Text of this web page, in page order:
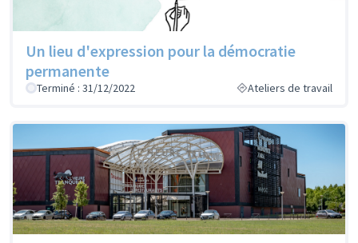
Un lieu d'expression pour la démocratie
permanente
Terminé : 31/12/2022 Ateliers de travail